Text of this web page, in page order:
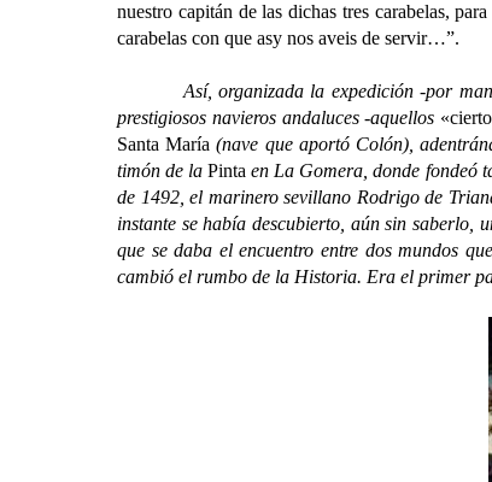
nuestro capitán de las dichas tres carabelas,
carabelas con que asy nos aveis de servir…”.
Así, organizada la expedición -por
prestigiosos navieros andaluces -aquellos
Santa María (nave que aportó Colón),
timón de laPinta en La Gomera, donde fondeó
de 1492, el marinero sevillano Rodrigo de
instante se había descubierto, aún sin saberlo,
que se daba el encuentro entre dos mundos
cambió el rumbo de la Historia. Era el primer